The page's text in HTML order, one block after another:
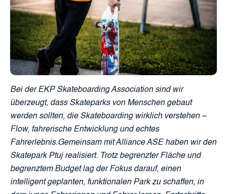
Bei der EKP Skateboarding Association sind wir
überzeugt, dass Skateparks von Menschen gebaut
werden sollten, die Skateboarding wirklich verstehen –
Flow, fahrerische Entwicklung und echtes
Fahrerlebnis.Gemeinsam mit Alliance ASE haben wir den
Skatepark Ptuj realisiert. Trotz begrenzter Fläche und
begrenztem Budget lag der Fokus darauf, einen
intelligent geplanten, funktionalen Park zu schaffen, in